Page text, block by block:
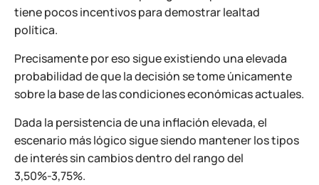
tiene pocos incentivos para demostrar lealtad
política.
Precisamente por eso sigue existiendo una elevada
probabilidad de que la decisión se tome únicamente
sobre la base de las condiciones económicas actuales.
Dada la persistencia de una inflación elevada, el
escenario más lógico sigue siendo mantener los tipos
de interés sin cambios dentro del rango del
3,50%-3,75%.